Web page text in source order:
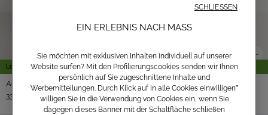
Low Impact 🍃
Agave-Anzug
330,00 €
EIN ERLEBNIS NACH MASS
Sie möchten mit exklusiven Inhalten individuell auf unserer
Website surfen? Mit den Profilierungscookies senden wir Ihnen
persönlich auf Sie zugeschnittene Inhalte und
Werbemitteilungen. Durch Klick auf In alle Cookies einwilligen‟
willigen Sie in die Verwendung von Cookies ein, wenn Sie
dagegen dieses Banner mit der Schaltfläche schließen
SCHLIESSEN